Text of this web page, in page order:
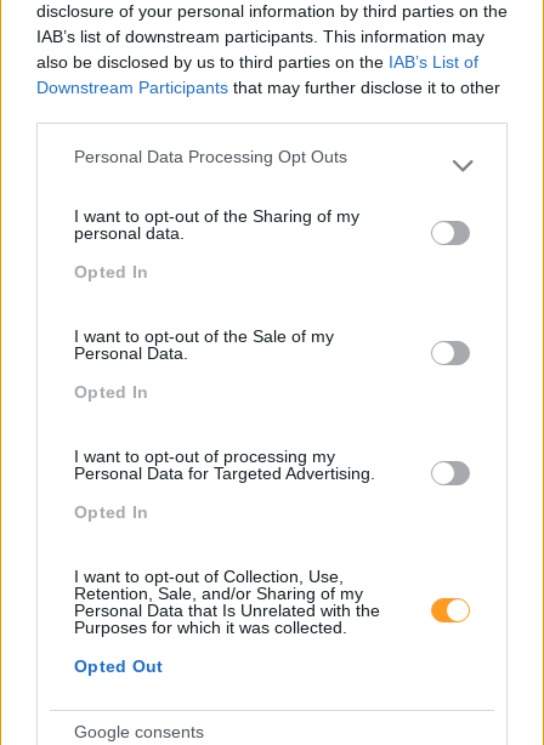
disclosure of your personal information by third parties on the
IAB’s list of downstream participants. This information may
also be disclosed by us to third parties on the IAB’s List of
Downstream Participants that may further disclose it to other
Please note that this website/app uses one or more Google
not limited to your visit or usage behaviour. You may click to
grant or deny consent to Google and its third-party tags to
use your data for below specified purposes in below Google
Personal Data Processing Opt Outs
I want to opt-out of the Sharing of my
personal data.
Opted In
I want to opt-out of the Sale of my
Personal Data.
Opted In
I want to opt-out of processing my
Personal Data for Targeted Advertising.
Opted In
I want to opt-out of Collection, Use,
Retention, Sale, and/or Sharing of my
Personal Data that Is Unrelated with the
Purposes for which it was collected.
Opted Out
Google consents
O NOVO DIRETOR DE RECURSOS HUMANOS: QUE
COMPETÊNCIAS SÃO ESPERADAS?
Humanos? De acordo com o estudo ‘The New Corporate
HR Director – 20 tips and 20 skills’, recentemente
publicado pela Meta4, a resposta não é simples….
LEIA MAIS